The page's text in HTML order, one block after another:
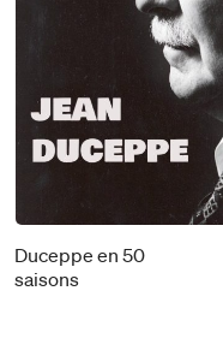
Duceppe en 50
saisons